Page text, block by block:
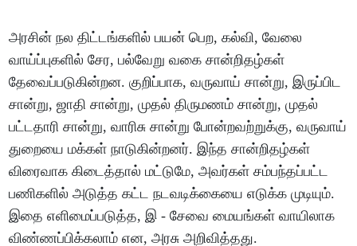
அரசின் நல திட்டங்களில் பயன் பெற, கல்வி, வேலை
வாய்ப்புகளில் சேர, பல்வேறு வகை சான்றிதழ்கள்
தேவைப்படுகின்றன. குறிப்பாக, வருவாய் சான்று, இருப்பிட
சான்று, ஜாதி சான்று, முதல் திருமணம் சான்று, முதல்
பட்டதாரி சான்று, வாரிசு சான்று போன்றவற்றுக்கு, வருவாய்
துறையை மக்கள் நாடுகின்றனர். இந்த சான்றிதழ்கள்
விரைவாக கிடைத்தால் மட்டுமே, அவர்கள் சம்பந்தப்பட்ட
பணிகளில் அடுத்த கட்ட நடவடிக்கையை எடுக்க முடியும்.
இதை எளிமைப்படுத்த, இ - சேவை மையங்கள் வாயிலாக
விண்ணப்பிக்கலாம் என, அரசு அறிவித்தது.